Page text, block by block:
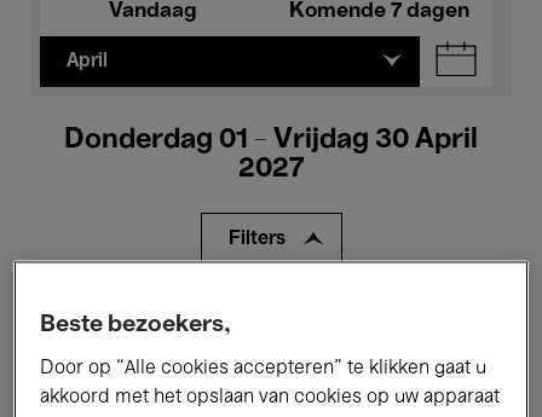
Vandaag Komende 7 dagen
April
Donderdag 01 - Vrijdag 30 April
2027
Filters
Alle evenementen
Tentoonstellingen Films
Beste bezoekers,
Door op “Alle cookies accepteren” te klikken gaat u
akkoord met het opslaan van cookies op uw apparaat